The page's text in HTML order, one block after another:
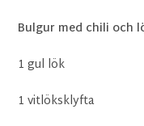
Bulgur med chili och
1 gul lök
1 vitlöksklyfta